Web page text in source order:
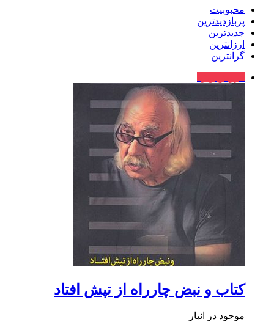
محبوبیت
پربازدیدترین
جدیدترین
ارزانترین
گرانترین
کتاب و نبض چارراه از تپش افتاد
موجود در انبار